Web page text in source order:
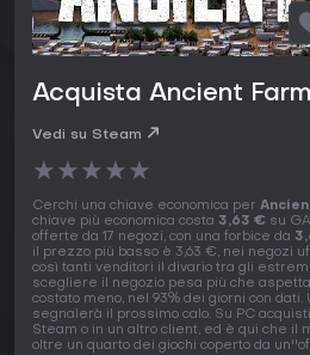
Acquista Ancient
Vedi su Steam
★★★★★
Cerchi una chiave economica per
chiave più economica costa 3,63 € su
offerte da 17 negozi, con una forbice da
il prezzo più basso è 3,63 €, nei negozi
così tanti venditori il divario tra gli
scegliere il negozio pesa più che
costato meno, nel 93% dei giorni con dati.
segnalerà il prossimo calo. Su PC
Steam o in un altro client, ed è qui che il
oltre un quarto dei giochi coperto da